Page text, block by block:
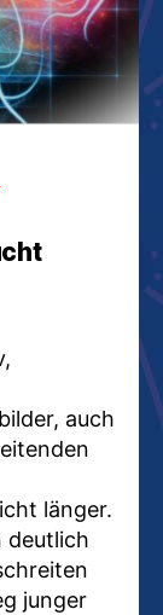
auch
länger.
deutlich
junger